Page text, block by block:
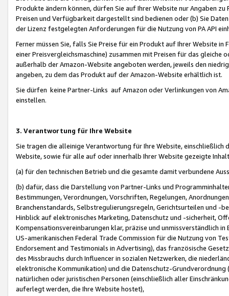
Produkte ändern können, dürfen Sie auf Ihrer Website nur Angaben
Preisen und Verfügbarkeit dargestellt sind bedienen oder (b) Sie
der Lizenz festgelegten Anforderungen für die Nutzung von PA API
Ferner müssen Sie, falls Sie Preise für ein Produkt auf Ihrer Website
einer Preisvergleichsmaschine) zusammen mit Preisen für das
außerhalb der Amazon-Website angeboten werden, jeweils den
angeben, zu dem das Produkt auf der Amazon-Website erhältlich ist.
Sie dürfen keine Partner-Links auf Amazon oder Verlinkungen von
einstellen.
3. Verantwortung für Ihre Website
Sie tragen die alleinige Verantwortung für Ihre Website,
Website, sowie für alle auf oder innerhalb Ihrer Website gezeigte
(a) für den technischen Betrieb und die gesamte damit verbundene
(b) dafür, dass die Darstellung von Partner-Links und
Bestimmungen, Verordnungen, Vorschriften, Regelungen,
Branchenstandards, Selbstregulierungsregeln, Gerichtsurteilen und -
Hinblick auf elektronisches Marketing, Datenschutz und -sicherheit,
Kompensationsvereinbarungen klar, präzise und unmissverständlich
US-amerikanischen Federal Trade Commission für die Nutzung von
Endorsement and Testimonials in Advertising), das französische
des Missbrauchs durch Influencer in sozialen Netzwerken, die
elektronische Kommunikation) und die Datenschutz-
natürlichen oder juristischen Personen (einschließlich aller
auferlegt werden, die Ihre Website hostet),